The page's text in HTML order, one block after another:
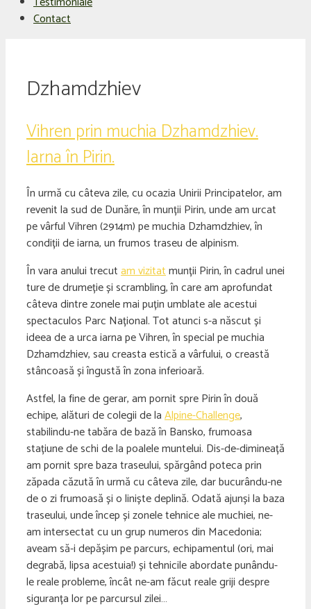
Contact
Dzhamdzhiev
Vihren prin muchia Dzhamdzhiev.
Iarna în Pirin.
În urmă cu câteva zile, cu ocazia Unirii Principatelor, am
revenit la sud de Dunăre, în munții Pirin, unde am urcat
pe vârful Vihren (2914m) pe muchia Dzhamdzhiev, în
condiții de iarna, un frumos traseu de alpinism.
În vara anului trecutam vizitatmunții Pirin, în cadrul unei
ture de drumeție și scrambling, în care am aprofundat
câteva dintre zonele mai puțin umblate ale acestui
spectaculos Parc Național. Tot atunci s-a născut și
ideea de a urca iarna pe Vihren, în special pe muchia
Dzhamdzhiev, sau creasta estică a vârfului, o creastă
stâncoasă și îngustă în zona inferioară.
Astfel, la fine de gerar, am pornit spre Pirin în două
echipe, alături de colegii de laAlpine-Challenge,
stabilindu-ne tabăra de bază în Bansko, frumoasa
stațiune de schi de la poalele muntelui. Dis-de-dimineață
am pornit spre baza traseului, spărgând poteca prin
zăpada căzută în urmă cu câteva zile, dar bucurându-ne
de o zi frumoasă și o liniște deplină. Odată ajunși la baza
traseului, unde încep și zonele tehnice ale muchiei, ne-
am intersectat cu un grup numeros din Macedonia;
aveam să-i depășim pe parcurs, echipamentul (ori, mai
degrabă, lipsa acestuia!) și tehnicile abordate punându-
le reale probleme, încât ne-am făcut reale griji despre
siguranța lor pe parcursul zilei…